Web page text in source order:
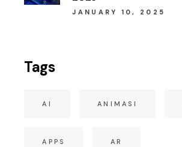
JANUARY 10, 2025
Tags
AI ANIMASI
APPS AR